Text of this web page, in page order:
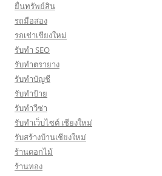
ยื่นทรัพย์สิน
รถมือสอง
รถเช่าเชียงใหม่
รับทำ SEO
รับทำตรายาง
รับทำบัญชี
รับทำป้าย
รับทำวีซ่า
รับทำเว็บไซต์ เชียงใหม่
รับสร้างบ้านเชียงใหม่
ร้านดอกไม้
ร้านทอง